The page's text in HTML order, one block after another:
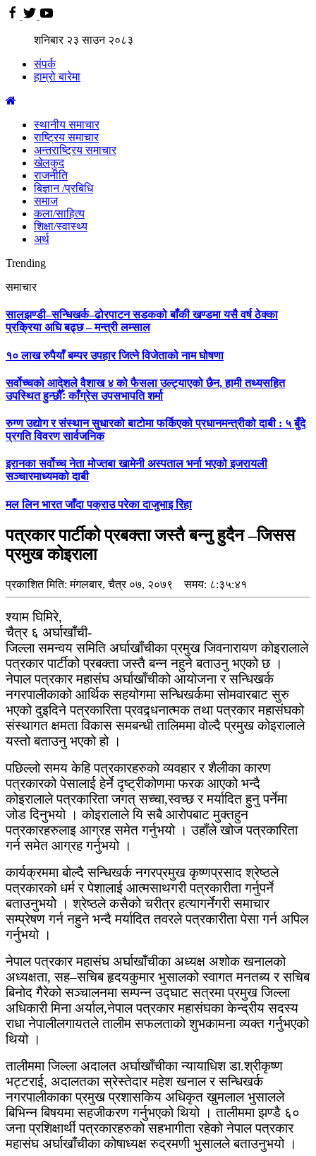
शनिबार २३साउन २०८३
संपर्क
हाम्रो बारेमा
स्थानीय समाचार
राष्ट्रिय समाचार
अन्तराष्ट्रिय समाचार
खेलकुद
राजनीति
बिज्ञान /प्रबिधि
समाज
कला/साहित्य
शिक्षा/स्वास्थ्य
अर्थ
Trending
समाचार
सालझण्डी–सन्धिखर्क–ढोरपाटन सडकको बाँकी खण्डमा यसै वर्ष ठेक्का
प्रक्रिया अघि बढ्छ – मन्त्री लम्साल
१० लाख रुपैयाँ बम्पर उपहार जित्ने विजेताको नाम घोषणा
सर्वोच्चको आदेशले वैशाख ४ को फैसला उल्ट्याएको छैन, हामी तथ्यसहित
उपस्थित हुन्छौँः काँग्रेस उपसभापति शर्मा
रुग्ण उद्योग र संस्थान सुधारको बाटोमा फर्किएको प्रधानमन्त्रीको दाबी : ५ बुँदे
प्रगति विवरण सार्वजनिक
इरानका सर्वोच्च नेता मोज्तबा खामेनी अस्पताल भर्ना भएको इजरायली
सञ्चारमाध्यमको दाबी
मल लिन भारत जाँदा पक्राउ परेका दाजुभाइ रिहा
पत्रकार पार्टीको प्रबक्ता जस्तै बन्नु हुदैन –जिसस
प्रमुख कोइराला
प्रकाशित मिति:मंगलबार, चैत्र ०७, २०७९ समय: ८:३५:४१
श्याम घिमिरे,
चैत्र ६ अर्घाखाँची-
जिल्ला समन्वय समिति अर्घाखाँचीका प्रमुख जिवनारायण कोइरालाले
पत्रकार पार्टीको प्रबक्ता जस्तै बन्न नहुने बताउनु भएको छ ।
नेपाल पत्रकार महासंघ अर्घाखाँचीको आयोजना र सन्धिखर्क
नगरपालीकाको आर्थिक सहयोगमा सन्धिखर्कमा सोमवारबाट सुरु
भएको दुइदिने पत्रकारिता प्रवद्र्धनात्मक तथा पत्रकार महासंघको
संस्थागत क्षमता विकास समबन्धी तालिममा वोल्दै प्रमुख कोइरालाले
यस्तो बताउनु भएको हो ।
पछिल्लो समय केहि पत्रकारहरुको व्यवहार र शैलीका कारण
पत्रकारको पेसालाई हेर्ने दृष्ट्रीकोणमा फरक आएको भन्दै
कोइरालाले पत्रकारिता जगत् सच्चा,स्वच्छ र मर्यादित हुनु पर्नेमा
जोड दिनुभयो । कोइरालाले यि सबै आरोपबाट मुक्तहुन
पत्रकारहरुलाइ आग्रह समेत गर्नुभयो । उहाँले खोज पत्रकारिता
गर्न समेत आग्रह गर्नुभयो ।
कार्यक्रममा बोल्दै सन्धिखर्क नगरप्रमुख कृष्णप्रसाद श्रेष्ठले
पत्रकारको धर्म र पेशालाई आत्मसाथगरी पत्रकारीता गर्नुपर्ने
बताउनुभयोे । श्रेष्ठले कसैको चरीत्र हत्यागर्नेगरी समाचार
सम्प्रेषण गर्न नहुने भन्दै मर्यादित तवरले पत्रकारीता पेसा गर्न अपिल
गर्नुभयो ।
नेपाल पत्रकार महासंघ अर्घाखाँचीका अध्यक्ष अशोक खनालको
अध्यक्षता, सह–सचिब हृदयकुमार भुसालको स्वागत मनतब्य र सचिब
बिनोद गैरेको सञ्चालनमा सम्पन्न उद्घाट सत्रमा प्रमुख जिल्ला
अधिकारी मिना अर्याल,नेपाल पत्रकार महासंघका केन्द्रीय सदस्य
राधा नेपालीलगायतले तालीम सफलताको शुभकामना व्यक्त गर्नुभएको
थियो ।
तालीममा जिल्ला अदालत अर्घाखाँचीका न्यायाधिश डा.श्रीकृष्ण
भट्टराई, अदालतका स्रेस्तेदार महेश खनाल र सन्धिखर्क
नगरपालीकाका प्रमुख प्रशासकिय अधिकृत खुमलाल भुसालले
बिभिन्न बिषयमा सहजीकरण गर्नुभएको थियो । तालीममा झण्डै ६०
जना प्रशिक्षार्थी पत्रकारहरुको सहभागीता रहेको नेपाल पत्रकार
महासंघ अर्घाखाँचीका कोषाध्यक्ष रुद्रमणी भुसालले बताउनुभयो ।